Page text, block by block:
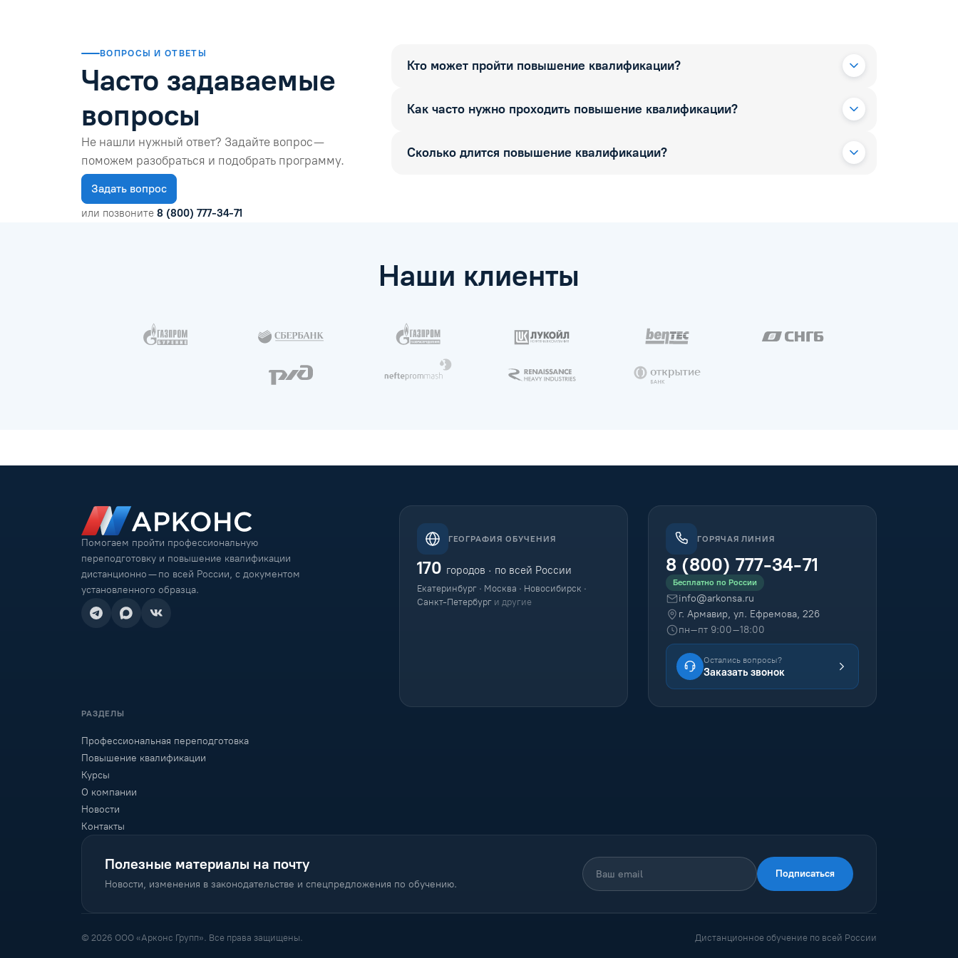
ВОПРОСЫ И ОТВЕТЫ
Часто задаваемые
вопросы
Не нашли нужный ответ? Задайте вопрос —
поможем разобраться и подобрать программу.
Задать вопрос
или позвоните 8 (800) 777-34-71
Кто может пройти повышение квалификации?
Как часто нужно проходить повышение квалификации?
Сколько длится повышение квалификации?
Наши клиенты
Помогаем пройти профессиональную
переподготовку и повышение квалификации
дистанционно — по всей России, с документом
установленного образца.
ГЕОГРАФИЯ ОБУЧЕНИЯ
170 городов · по всей России
Екатеринбург · Москва · Новосибирск ·
Санкт-Петербург и другие
ГОРЯЧАЯ ЛИНИЯ
8 (800) 777-34-71
Бесплатно по России
info@arkonsa.ru
г. Армавир, ул. Ефремова, 226
пн–пт 9:00–18:00
Остались вопросы?
Заказать звонок
РАЗДЕЛЫ
Профессиональная переподготовка
Повышение квалификации
Курсы
О компании
Новости
Контакты
Полезные материалы на почту
Новости, изменения в законодательстве и спецпредложения по обучению.
Подписаться
© 2026 ООО «Арконс Групп». Все права защищены. Дистанционное обучение по всей России